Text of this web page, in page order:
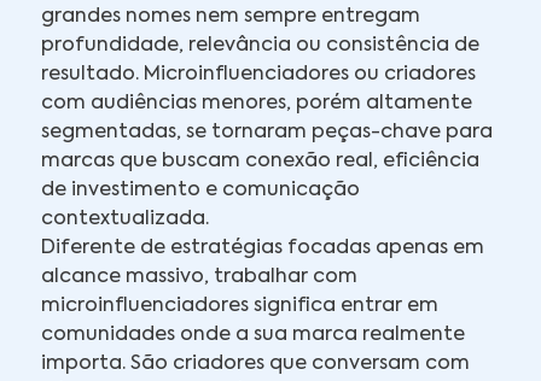
grandes nomes nem sempre entregam
profundidade, relevância ou consistência de
resultado. Microinfluenciadores ou criadores
com audiências menores, porém altamente
segmentadas, se tornaram peças-chave para
marcas que buscam conexão real, eficiência
de investimento e comunicação
contextualizada.
Diferente de estratégias focadas apenas em
alcance massivo, trabalhar com
microinfluenciadores significa entrar em
comunidades onde a sua marca realmente
importa. São criadores que conversam com